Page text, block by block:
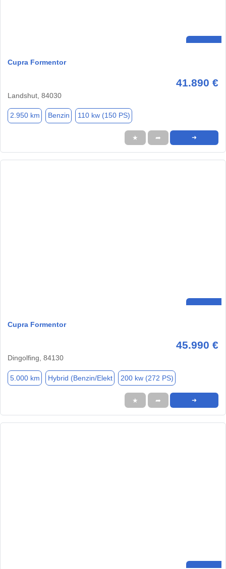
Cupra Formentor
41.890 €
Landshut, 84030
2.950 km Benzin 110 kw (150 PS)
★ ➦ ➜
Cupra Formentor
45.990 €
Dingolfing, 84130
5.000 km Hybrid (Benzin/Elekt 200 kw (272 PS)
★ ➦ ➜